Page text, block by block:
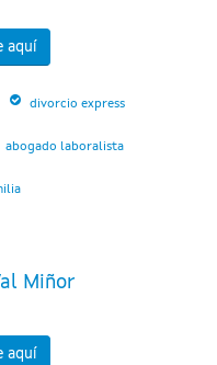
aquí
divorcio express
abogado laboralista
Miñor
aquí